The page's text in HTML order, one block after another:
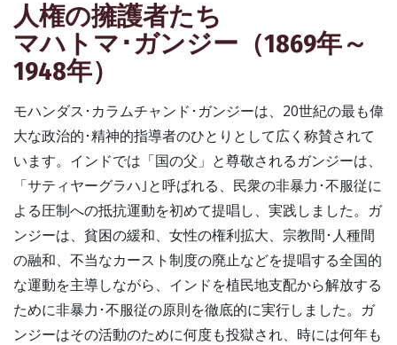
人権の擁護者たち
マハトマ･ガンジー（1869年～
1948年）
モハンダス･カラムチャンド･ガンジーは、20世紀の最も偉
大な政治的･精神的指導者のひとりとして広く称賛されて
います。インドでは「国の父」と尊敬されるガンジーは、
「サティヤーグラハ｣と呼ばれる、民衆の非暴力･不服従に
よる圧制への抵抗運動を初めて提唱し、実践しました。 ガ
ンジーは、貧困の緩和、女性の権利拡大、宗教間･人種間
の融和、不当なカースト制度の廃止などを提唱する全国的
な運動を主導しながら、インドを植民地支配から解放する
ために非暴力･不服従の原則を徹底的に実行しました。ガ
ンジーはその活動のために何度も投獄され、時には何年も